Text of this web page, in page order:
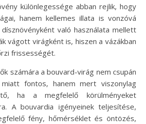
különlegessége abban rejlik, hogy
hanem kellemes illata is vonzóvá
való használata mellett
vágott virágként is, hiszen a vázákban
frissességét.
számára a bouvard-virág nem csupán
fontos, hanem mert viszonylag
ha a megfelelő körülményeket
A bouvardia igényeinek teljesítése,
fény, hőmérséklet és öntözés,